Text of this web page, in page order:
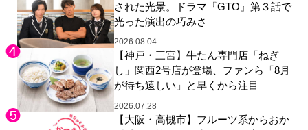
された光景。ドラマ『GTO』第３話で
光った演出の巧みさ
2026.08.04
【神戸・三宮】牛たん専門店「ねぎ
し」関西2号店が登場、ファンら「8月
が待ち遠しい」と早くから注目
2026.07.28
【大阪・高槻市】フルーツ系からおか